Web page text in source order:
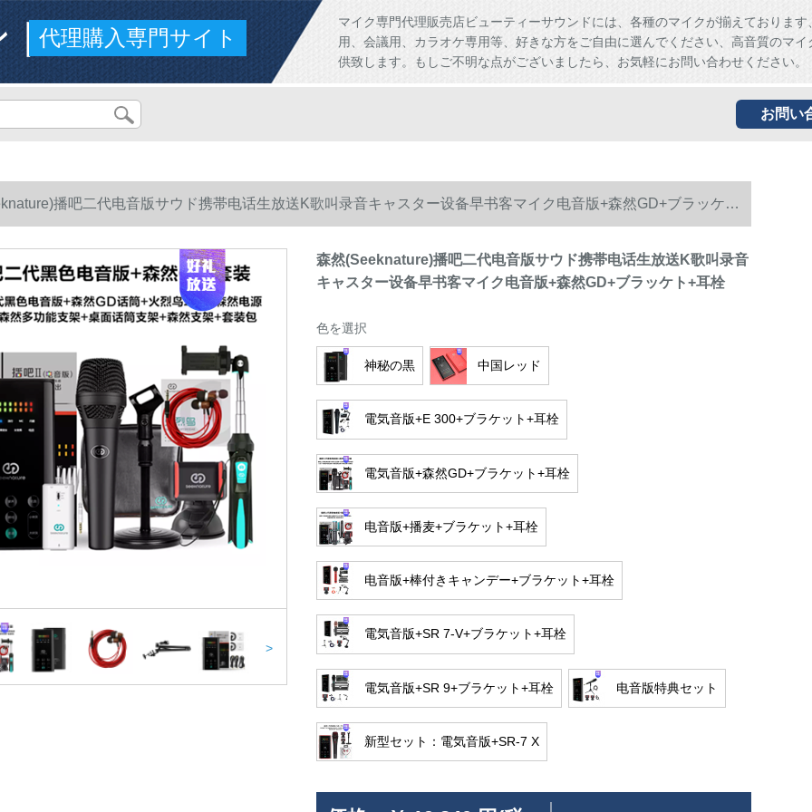
ド代理購入専門サイト
マイク専門代理販売店ビューティーサウンドには、各種のマイクが揃えております
用、会議用、カラオケ専用等、好きな方をご自由に選んでください、高音質のマイ
供致します。もしご不明な点がございましたら、お気軽にお問い合わせください。
お問い
播吧二代电音版サウド携帯电话生放送K歌叫录音キャスター设备早书客マイク电音版+森然GD+ブラッケト
>
森然(Seeknature)播吧二代电音版サウド携帯电话生放送K歌叫录音
キャスター设备早书客マイク电音版+森然GD+ブラッケト+耳栓
色を選択
神秘の黒 中国レッド
電気音版+E 300+ブラケット+耳栓
電気音版+森然GD+ブラケット+耳栓
电音版+播麦+ブラケット+耳栓
电音版+棒付きキャンデー+ブラケット+耳栓
電気音版+SR 7-V+ブラケット+耳栓
電気音版+SR 9+ブラケット+耳栓 电音版特典セット
新型セット：電気音版+SR-7 X